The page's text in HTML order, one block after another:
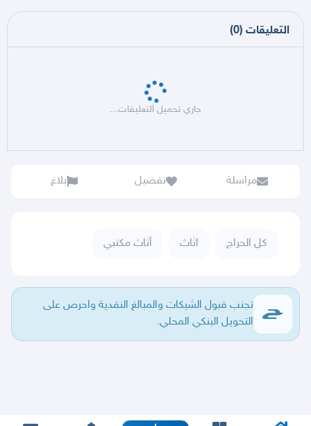
التعليقات (
0
)
جاري تحميل التعليقات...
مراسلة تفضيل بلاغ
كل الحراج اثاث أثاث مكتبي
تجنب قبول الشيكات والمبالغ النقدية واحرص على
التحويل البنكي المحلي.